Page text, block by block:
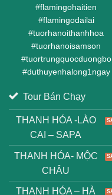
#flamingohaitien
#flamingodailai
#tuorhanoithanhhoa
#tuorhanoisamson
#tuortrungquocduongbo
#duthuyenhalong1ngay
Tour Bán Chạy
THANH HÓA -LÀO
CAI – SAPA
THANH HÓA- MỘC
CHÂU
THANH HÓA – HÀ